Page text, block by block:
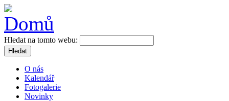
Hledat na tomto webu:
Hledat
O nás
Kalendář
Fotogalerie
Novinky